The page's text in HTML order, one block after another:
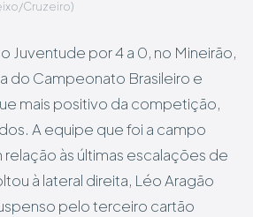
Cruzeiro)
Juventude por 4 a 0, no Mineirão,
do Campeonato Brasileiro e
mais positivo da competição,
A equipe que foi a campo
às últimas escalações de
à lateral direita, Léo Aragão
pelo terceiro cartão